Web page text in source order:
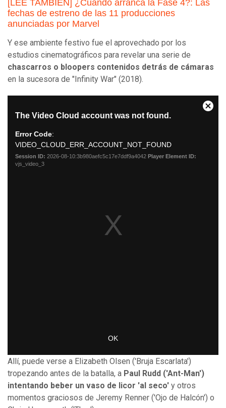
[LEE TAMBIÉN] ¿Cuándo arranca la Fase 4?: Las
fechas de estreno de las 11 producciones
anunciadas por Marvel
Y ese ambiente festivo fue el aprovechado por los
estudios cinematográficos para revelar una serie de
chascarros o bloopers contenidos detrás de cámaras
en la sucesora de "Infinity War" (2018).
Allí, puede verse a Elizabeth Olsen ('Bruja Escarlata')
tropezando antes de la batalla, a Paul Rudd ('Ant-Man')
intentando beber un vaso de licor 'al seco' y otros
momentos graciosos de Jeremy Renner ('Ojo de Halcón') o